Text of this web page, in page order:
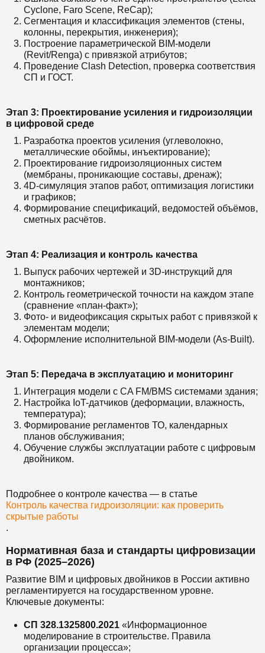
Cyclone, Faro Scene, ReCap);
Сегментация и классификация элементов (стены,
колонны, перекрытия, инженерия);
Построение параметрической BIM-модели
(Revit/Renga) с привязкой атрибутов;
Проведение Clash Detection, проверка соответствия
СП и ГОСТ.
Этап 3: Проектирование усиления и гидроизоляции
в цифровой среде
Разработка проектов усиления (углеволокно,
металлические обоймы, инъектирование);
Проектирование гидроизоляционных систем
(мембраны, проникающие составы, дренаж);
4D-симуляция этапов работ, оптимизация логистики
и графиков;
Формирование спецификаций, ведомостей объёмов,
сметных расчётов.
Этап 4: Реализация и контроль качества
Выпуск рабочих чертежей и 3D-инструкций для
монтажников;
Контроль геометрической точности на каждом этапе
(сравнение «план-факт»);
Фото- и видеофиксация скрытых работ с привязкой к
элементам модели;
Оформление исполнительной BIM-модели (As-Built).
Этап 5: Передача в эксплуатацию и мониторинг
Интеграция модели с CA FM/BMS системами здания;
Настройка IoT-датчиков (деформации, влажность,
температура);
Формирование регламентов ТО, календарных
планов обслуживания;
Обучение службы эксплуатации работе с цифровым
двойником.
Подробнее о контроле качества — в статье
Контроль качества гидроизоляции: как проверить
скрытые работы
.
Нормативная база и стандарты цифровизации
в РФ (2025–2026)
Развитие BIM и цифровых двойников в России активно
регламентируется на государственном уровне.
Ключевые документы:
СП 328.1325800.2021 «Информационное
моделирование в строительстве. Правила
организации процесса»;